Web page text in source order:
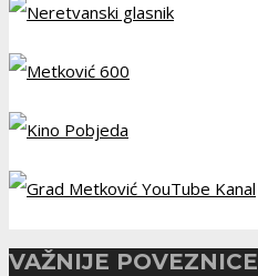
VAŽNIJE POVEZNICE